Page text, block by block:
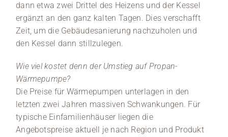
dann etwa zwei Drittel des Heizens und der Kessel
ergänzt an den ganz kalten Tagen. Dies verschafft
Zeit, um die Gebäudesanierung nachzuholen und
den Kessel dann stillzulegen.
Wie viel kostet denn der Umstieg auf Propan-
Wärmepumpe?
Die Preise für Wärmepumpen unterlagen in den
letzten zwei Jahren massiven Schwankungen. Für
typische Einfamilienhäuser liegen die
Angebotspreise aktuell je nach Region und Produkt